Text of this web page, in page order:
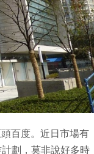
百度。近日市場有
劃，莫非說好多時